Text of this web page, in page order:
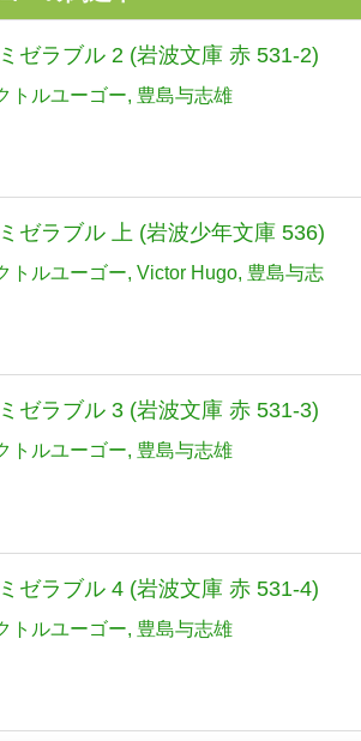
ゼラブル 2 (岩波文庫 赤 531-2)
トルユーゴー 豊島与志雄
ゼラブル 上 (岩波少年文庫 536)
トルユーゴー Victor Hugo 豊島与志
ゼラブル 3 (岩波文庫 赤 531-3)
トルユーゴー 豊島与志雄
ゼラブル 4 (岩波文庫 赤 531-4)
トルユーゴー 豊島与志雄